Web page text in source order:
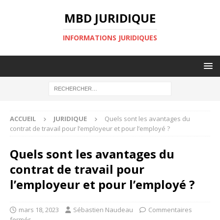
MBD JURIDIQUE
INFORMATIONS JURIDIQUES
ACCUEIL JURIDIQUE
Quels sont les avantages du
contrat de travail pour l’employeur et pour l’employé ?
Quels sont les avantages du
contrat de travail pour
l’employeur et pour l’employé ?
mars 18, 2023 Sébastien Naudeau
Commentaires